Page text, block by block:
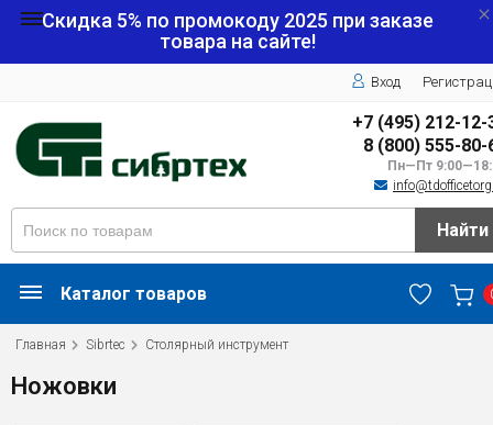
Скидка 5% по промокоду 2025 при заказе
товара на сайте!
Вход
+7 (495) 212-12-
8 (800) 555-80-
Пн—Пт
Найти
Каталог товаров
Главная Sibrtec Столярный инструмент
Ножовки